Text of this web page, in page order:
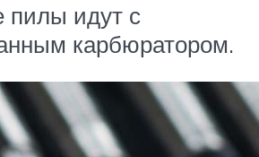
пилы идут с
карбюратором.